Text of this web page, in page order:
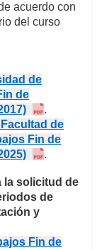
acuerdo con
del curso
de
de
.
de
Fin de
.
la solicitud de
de
y
Fin de